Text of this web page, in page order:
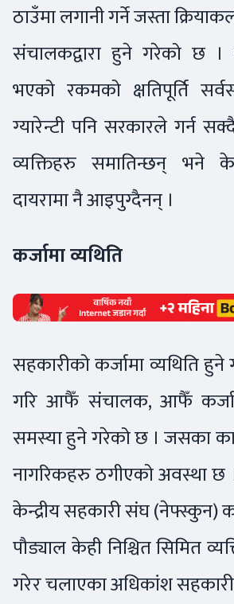
ठाउँमा लगानी गर्ने जस्ता
संचालकद्वारा हुने गरेको छ
भएको रकमको क्षतिपूर्ति
ग्यारेन्टी पनि सरकारले गर्न
व्यक्तिहरु समातिन्छन् भने
दायरामा नै आइपुग्दैनन् ।
कर्जामा व्यथिति
सहकारीको कर्जामा व्यथिति
गरि आफैँ संचालक, आफैँ कर्जा
समस्या हुने गरेको छ । जसका
नागरिकहरु ठगीएको अवस्था
केन्द्रीय सहकारी संघ (नेफ्स्कुन)
पौड्याल केही निश्चित सिमित
गरेर चलाएका अधिकांश